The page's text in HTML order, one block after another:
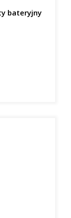
bateryjny